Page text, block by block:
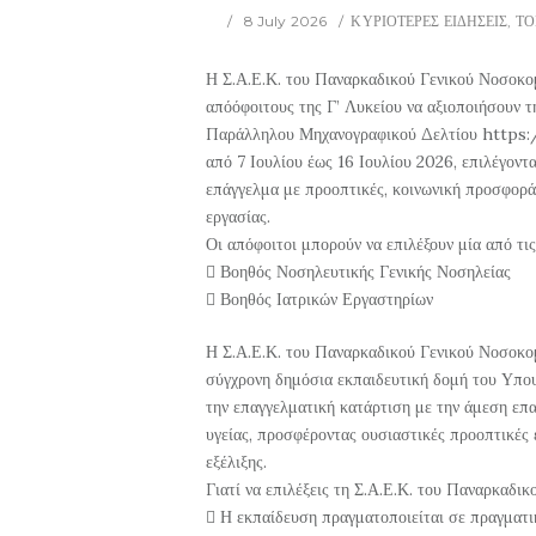
8 July 2026 ΚΥΡΙΟΤΕΡΕΣ ΕΙΔΗΣΕΙΣ,
Η Σ.Α.Ε.Κ. του Παναρκαδικού Γενικού
απόόφοιτους της Γ’ Λυκείου να
Παράλληλου Μηχανογραφικού Δελτίου
από 7 Ιουλίου έως 16 Ιουλίου 2026,
επάγγελμα με προοπτικές, κοινωνική
εργασίας.
Οι απόφοιτοι μπορούν να επιλέξουν μία από
 Βοηθός Νοσηλευτικής Γενικής Νοσηλείας
 Βοηθός Ιατρικών Εργαστηρίων
Η Σ.Α.Ε.Κ. του Παναρκαδικού Γενικού
σύγχρονη δημόσια εκπαιδευτική δομή του
την επαγγελματική κατάρτιση με την άμεση
υγείας, προσφέροντας ουσιαστικές
εξέλιξης.
Γιατί να επιλέξεις τη Σ.Α.Ε.Κ. του
 Η εκπαίδευση πραγματοποιείται σε